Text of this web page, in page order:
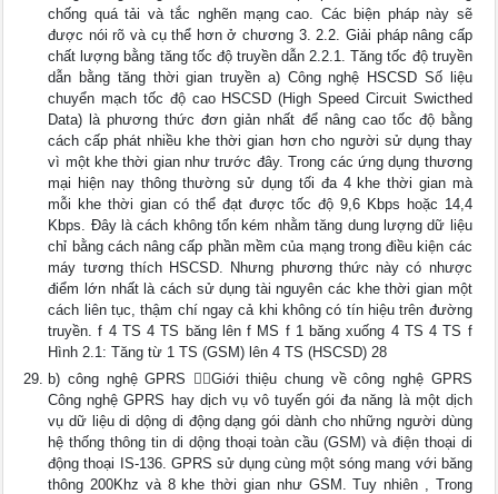
chống quá tải và tắc nghẽn mạng cao. Các biện pháp này sẽ
được nói rõ và cụ thể hơn ở chương 3. 2.2. Giải pháp nâng cấp
chất lượng bằng tăng tốc độ truyền dẫn 2.2.1. Tăng tốc độ truyền
dẫn bằng tăng thời gian truyền a) Công nghệ HSCSD Số liệu
chuyển mạch tốc độ cao HSCSD (High Speed Circuit Swicthed
Data) là phương thức đơn giản nhất để nâng cao tốc độ bằng
cách cấp phát nhiều khe thời gian hơn cho người sử dụng thay
vì một khe thời gian như trước đây. Trong các ứng dụng thương
mại hiện nay thông thường sử dụng tối đa 4 khe thời gian mà
mỗi khe thời gian có thể đạt được tốc độ 9,6 Kbps hoặc 14,4
Kbps. Đây là cách không tốn kém nhằm tăng dung lượng dữ liệu
chỉ bằng cách nâng cấp phần mềm của mạng trong điều kiện các
máy tương thích HSCSD. Nhưng phương thức này có nhược
điểm lớn nhất là cách sử dụng tài nguyên các khe thời gian một
cách liên tục, thậm chí ngay cả khi không có tín hiệu trên đường
truyền. f 4 TS 4 TS băng lên f MS f 1 băng xuống 4 TS 4 TS f
Hình 2.1: Tăng từ 1 TS (GSM) lên 4 TS (HSCSD) 28
b) công nghệ GPRS Giới thiệu chung về công nghệ GPRS
Công nghệ GPRS hay dịch vụ vô tuyến gói đa năng là một dịch
vụ dữ liệu di dộng di động dạng gói dành cho những người dùng
hệ thống thông tin di dộng thoại toàn cầu (GSM) và điện thoại di
động thoại IS-136. GPRS sử dụng cùng một sóng mang với băng
thông 200Khz và 8 khe thời gian như GSM. Tuy nhiên , Trong